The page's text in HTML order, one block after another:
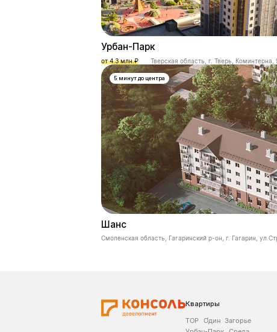
Урбан-Парк
от 4.3 млн.₽ Тверская область, г. Тверь, Коминтерна,
5 минут до центра
Шанс
Смоленская область, Гагаринский р-он, г. Гагарин,
Квартиры
ТОР О́дин
Загорье